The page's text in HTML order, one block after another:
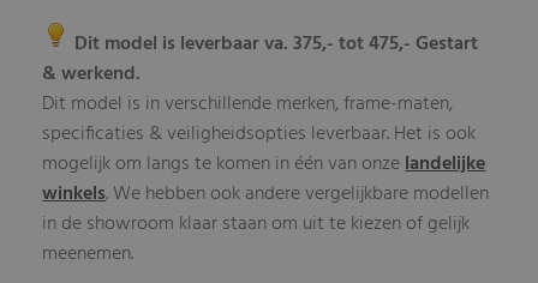
Dit model is leverbaar va. 375,- tot 475,- Gestart
& werkend.
Dit model is in verschillende merken, frame-maten,
specificaties & veiligheidsopties leverbaar. Het is ook
mogelijk om langs te komen in één van onzelandelijke
winkels. We hebben ook andere vergelijkbare modellen
in de showroom klaar staan om uit te kiezen of gelijk
meenemen.